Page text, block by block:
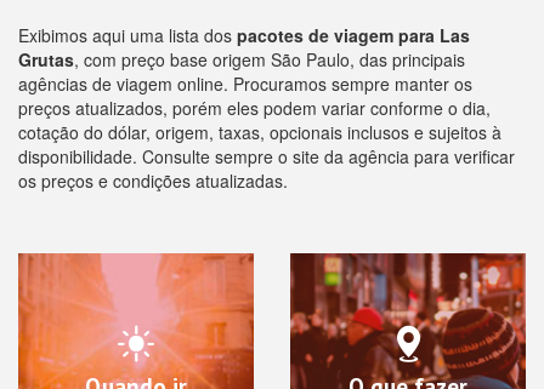
Exibimos aqui uma lista dos pacotes de viagem para Las
Grutas, com preço base origem São Paulo, das principais
agências de viagem online. Procuramos sempre manter os
preços atualizados, porém eles podem variar conforme o dia,
cotação do dólar, origem, taxas, opcionais inclusos e sujeitos à
disponibilidade. Consulte sempre o site da agência para verificar
os preços e condições atualizadas.